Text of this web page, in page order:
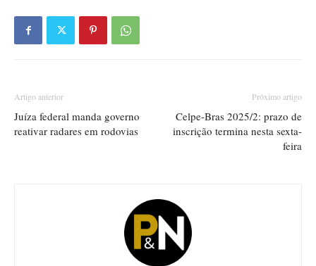
Artigo anterior
Juíza federal manda governo
reativar radares em rodovias
Próximo artigo
Celpe-Bras 2025/2: prazo de
inscrição termina nesta sexta-
feira